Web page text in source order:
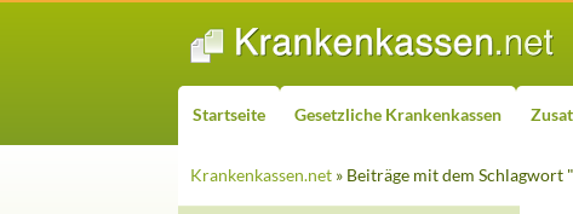
ZUM INHALT SPRINGEN
Startseite Gesetzliche Krankenkassen
Krankenkassen.net » Beiträge mit dem Schlagwort